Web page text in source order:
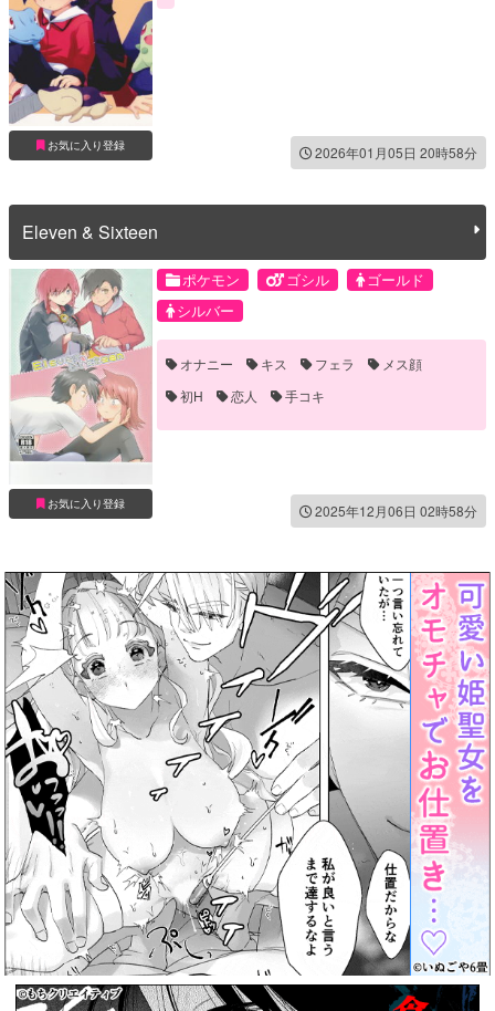
お気に入り登録 2026年01月05日 20時58分
Eleven & Sixteen
お気に入り登録
ポケモン ゴシル
ゴールド
シルバー
オナニー キス フェラ
メス顔
初H
恋人 手コキ
2025年12月06日 02時58分